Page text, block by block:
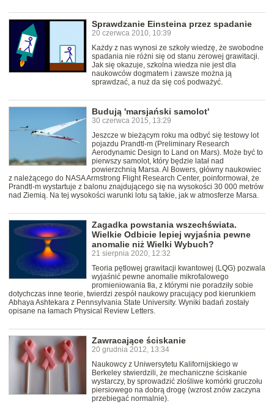
Sprawdzanie Einsteina przez spadanie
20 czerwca 2010, 10:39
Każdy z nas wynosi ze szkoły wiedzę, że swobodne
spadania nie różni się od stanu zerowej grawitacji.
Jak się okazuje, szkolna wiedza nie jest dla
naukowców dogmatem i zawsze można ją
sprawdzać, a nuż da się coś podważyć.
Budują 'marsjański samolot'
30 czerwca 2015, 13:29
Jeszcze w bieżącym roku ma odbyć się testowy lot
pojazdu Prandtl-m (Preliminary Research
Aerodynamic Design to Land on Mars). Może być to
pierwszy samolot, który będzie latał nad
powierzchnią Marsa. Al Bowers, główny naukowiec
z należącego do NASA Armstrong Flight Research Center, poinformował, że
Prandtl-m wystartuje z balonu znajdującego się na wysokości 30 000 metrów
nad Ziemią. Na tej wysokości warunki lotu są takie, jak w atmosferze Marsa.
Zagadka powstania wszechświata.
Wielkie Odbicie lepiej wyjaśnia pewne
anomalie niż Wielki Wybuch?
21 sierpnia 2020, 12:32
Teoria pętlowej grawitacji kwantowej (LQG) pozwala
wyjaśnić pewne anomalie mikrofalowego
promieniowania tła, z którymi nie poradziły sobie
dotychczas inne teorie, twierdzi zespół naukowy pracujący pod kierunkiem
Abhaya Ashtekara z Pennsylvania State University. Wyniki badań zostały
opisane na łamach Physical Review Letters.
Zawracające ściskanie
20 grudnia 2012, 13:34
Naukowcy z Uniwersytetu Kalifornijskiego w
Berkeley stwierdzili, że mechaniczne ściskanie
wystarczy, by sprowadzić złośliwe komórki gruczołu
piersiowego na dobrą drogę (wzrost znów zaczyna
przebiegać normalnie).